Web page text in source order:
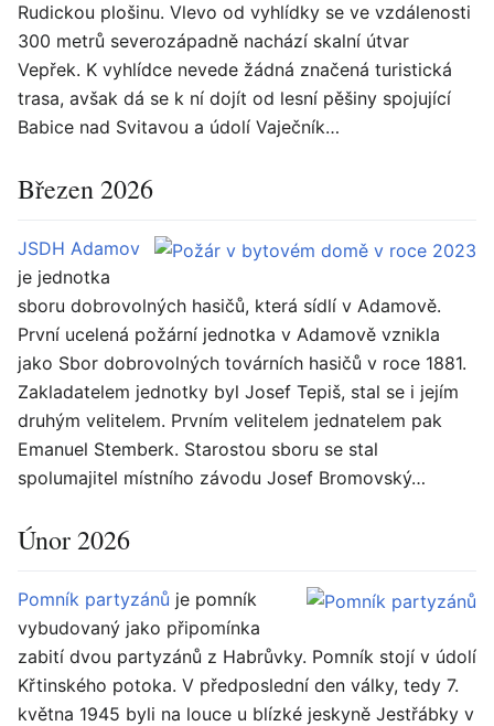
Rudickou plošinu. Vlevo od vyhlídky se ve vzdálenosti
300 metrů severozápadně nachází skalní útvar
Vepřek. K vyhlídce nevede žádná značená turistická
trasa, avšak dá se k ní dojít od lesní pěšiny spojující
Babice nad Svitavou a údolí Vaječník…
Březen 2026
JSDH Adamov
je jednotka
sboru dobrovolných hasičů, která sídlí v Adamově.
První ucelená požární jednotka v Adamově vznikla
jako Sbor dobrovolných továrních hasičů v roce 1881.
Zakladatelem jednotky byl Josef Tepiš, stal se i jejím
druhým velitelem. Prvním velitelem jednatelem pak
Emanuel Stemberk. Starostou sboru se stal
spolumajitel místního závodu Josef Bromovský…
Únor 2026
Pomník partyzánů je pomník
vybudovaný jako připomínka
zabití dvou partyzánů z Habrůvky. Pomník stojí v údolí
Křtinského potoka. V předposlední den války, tedy 7.
května 1945 byli na louce u blízké jeskyně Jestřábky v